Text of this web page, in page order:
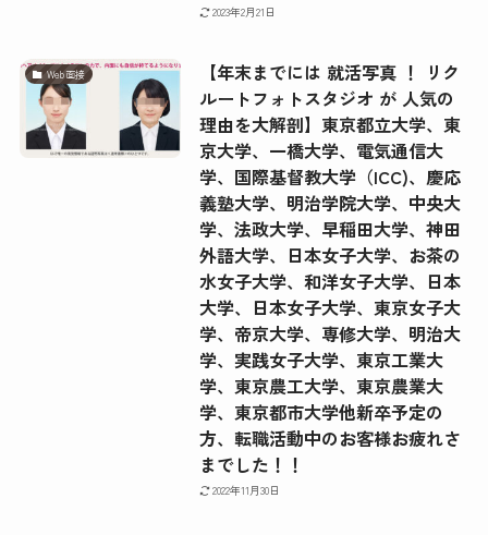
2023年2月21日
Web面接
【年末までには 就活写真 ！ リク
ルートフォトスタジオ が 人気の
理由を大解剖】東京都立大学、東
京大学、一橋大学、電気通信大
学、国際基督教大学（ICC)、慶応
義塾大学、明治学院大学、中央大
学、法政大学、早稲田大学、神田
外語大学、日本女子大学、お茶の
水女子大学、和洋女子大学、日本
大学、日本女子大学、東京女子大
学、帝京大学、専修大学、明治大
学、実践女子大学、東京工業大
学、東京農工大学、東京農業大
学、東京都市大学他新卒予定の
方、転職活動中のお客様お疲れさ
までした！！
2022年11月30日